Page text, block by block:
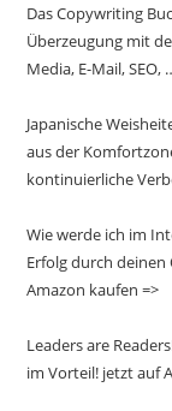
Das Copywriting
Überzeugung mit
Media, E-Mail,
Japanische
aus der
kontinuierliche
Wie werde ich im
Erfolg durch
Amazon kaufen =>
Leaders are
im Vorteil! jetzt auf